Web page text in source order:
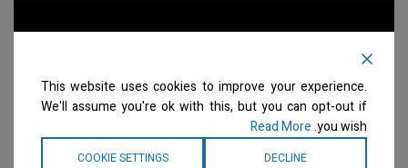
This website uses cookies to improve your experience.
We'll assume you're ok with this, but you can opt-out if
you wish.
Read More
DECLINE
COOKIE SETTINGS